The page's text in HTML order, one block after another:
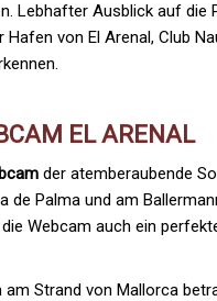
Lebhafter Ausblick auf die
von El Arenal, Club
EL ARENAL
der atemberaubende
de Palma und am
Webcam auch ein
Strand von Mallorca